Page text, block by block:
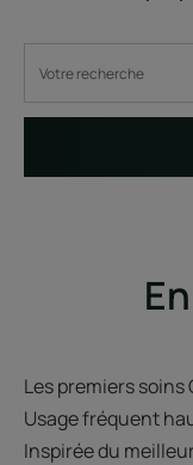
Les premiers soins
Usage fréquent
Inspirée du